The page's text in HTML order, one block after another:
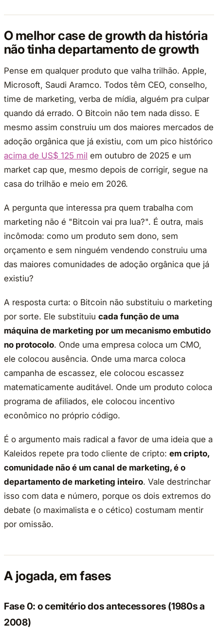
O melhor case de growth da história
não tinha departamento de growth
Pense em qualquer produto que valha trilhão. Apple,
Microsoft, Saudi Aramco. Todos têm CEO, conselho,
time de marketing, verba de mídia, alguém pra culpar
quando dá errado. O Bitcoin não tem nada disso. E
mesmo assim construiu um dos maiores mercados de
adoção orgânica que já existiu, com um pico histórico
acima de US$ 125 mil em outubro de 2025 e um
market cap que, mesmo depois de corrigir, segue na
casa do trilhão e meio em 2026.
A pergunta que interessa pra quem trabalha com
marketing não é "Bitcoin vai pra lua?". É outra, mais
incômoda: como um produto sem dono, sem
orçamento e sem ninguém vendendo construiu uma
das maiores comunidades de adoção orgânica que já
existiu?
A resposta curta: o Bitcoin não substituiu o marketing
por sorte. Ele substituiu cada função de uma
máquina de marketing por um mecanismo embutido
no protocolo. Onde uma empresa coloca um CMO,
ele colocou ausência. Onde uma marca coloca
campanha de escassez, ele colocou escassez
matematicamente auditável. Onde um produto coloca
programa de afiliados, ele colocou incentivo
econômico no próprio código.
É o argumento mais radical a favor de uma ideia que a
Kaleidos repete pra todo cliente de cripto: em cripto,
comunidade não é um canal de marketing, é o
departamento de marketing inteiro. Vale destrinchar
isso com data e número, porque os dois extremos do
debate (o maximalista e o cético) costumam mentir
por omissão.
A jogada, em fases
Fase 0: o cemitério dos antecessores (1980s a
2008)